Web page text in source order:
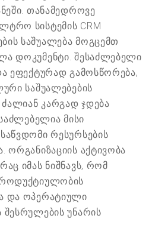
თანამედროვე
სისტემის CRM
საშუალება მოგცემთ
დოკუმენტი. შესაძლებელი
ეფექტურად გამოსწორება,
საშუალებების
ძალიან კარგად ჯდება
მისი
რესურსების
ორგანიზაციის აქტივობა
იმას ნიშნავს, რომ
და ოპერატიული
შესრულების უნარის